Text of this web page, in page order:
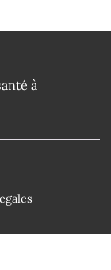
à